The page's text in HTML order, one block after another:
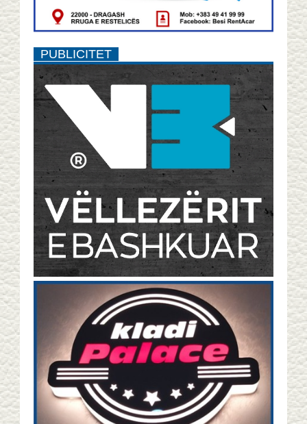
PUBLICITET